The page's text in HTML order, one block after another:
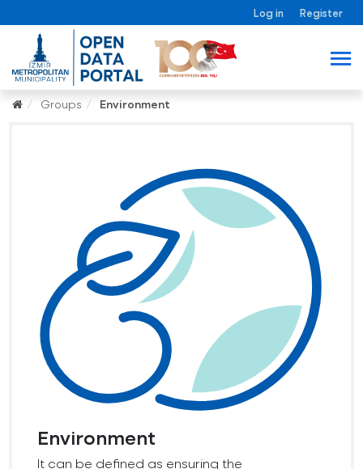
Log in Register
Groups Environment
Environment
It can be defined as ensuring the